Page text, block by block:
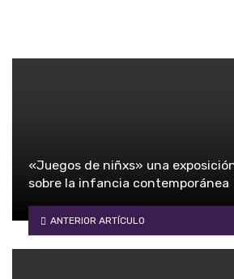
«Juegos de niñxs» una
sobre la infancia contemporánea
ANTERIOR ARTÍCULO